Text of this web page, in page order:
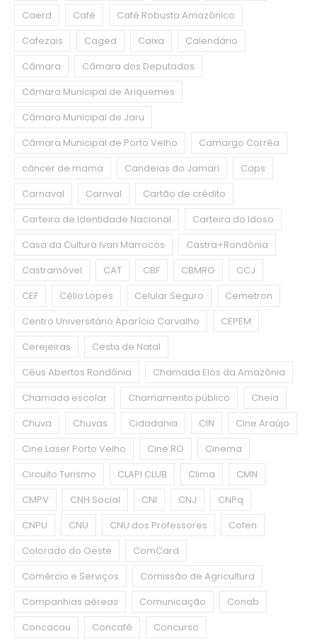
Caerd
Café
Café Robusta Amazônico
Cafezais
Caged Caixa
Calendário
Câmara
Câmara dos Deputados
Câmara Municipal de Ariquemes
Câmara Municipal de Jaru
Câmara Municipal de Porto Velho
Camargo Corrêa
câncer de mama
Candeias do Jamari
Caps
Carnaval
Carnval
Cartão de crédito
Carteira de Identidade Nacional
Carteira do Idoso
Casa da Cultura Ivan Marrocos
Castra+Rondônia
Castramóvel
CAT CBF CBMRO
CCJ
CEF
Célio Lopes Celular Seguro
Cemetron
Centro Universitário Aparício Carvalho
CEPEM
Cerejeiras
Cesta de Natal
Céus Abertos Rondônia
Chamada Elos da Amazônia
Chamada escolar
Chamamento público
Cheia
Chuva
Chuvas Cidadania CIN
Cine Araújo
Cine Laser Porto Velho
Cine RO
Cinema
Circuito Turismo
CLAPI CLUB Clima
CMN
CMPV
CNH Social CNI CNJ
CNPq
CNPU
CNU CNU dos Professores
Cofen
Colorado do Oeste
ComCard
Comércio e Serviços
Comissão de Agricultura
Companhias aéreas
Comunicação
Conab
Concacau
Concafé
Concurso